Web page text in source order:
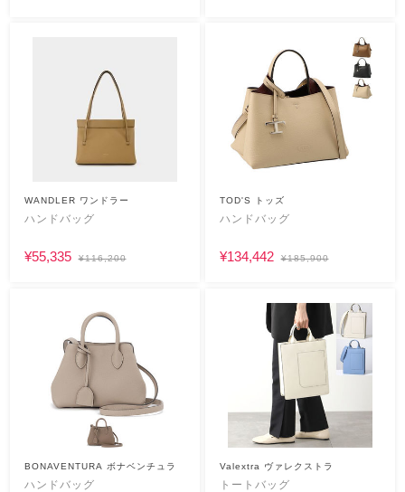
WANDLER ワンドラー
ハンドバッグ
¥55,335 ¥116,200
TOD'S トッズ
ハンドバッグ
¥134,442 ¥185,900
BONAVENTURA ボナベンチュラ
ハンドバッグ
Valextra ヴァレクストラ
トートバッグ